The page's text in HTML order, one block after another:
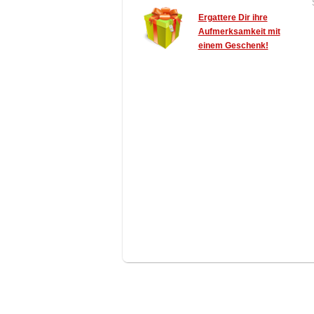
Ergattere Dir ihre
Aufmerksamkeit mit
einem Geschenk!